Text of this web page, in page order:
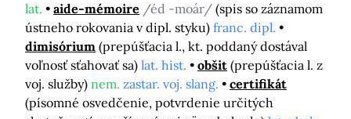
lat.
aide-mémoire /éd -moár/ (spis so záznamom
ústneho rokovania v dipl. styku) franc. dipl.
dimisórium (prepúšťacia l., kt. poddaný dostával
voľnosť sťahovať sa) lat. hist. obšit (prepúšťacia l. z
voj. služby) nem. zastar. voj. slang.
certifikát
(písomné osvedčenie, potvrdenie určitých